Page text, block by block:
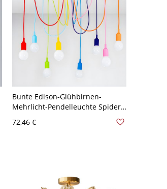
Bunte Edison-Glühbirnen-
Mehrlicht-Pendelleuchte Spider
110V-120V 8
72,46 €